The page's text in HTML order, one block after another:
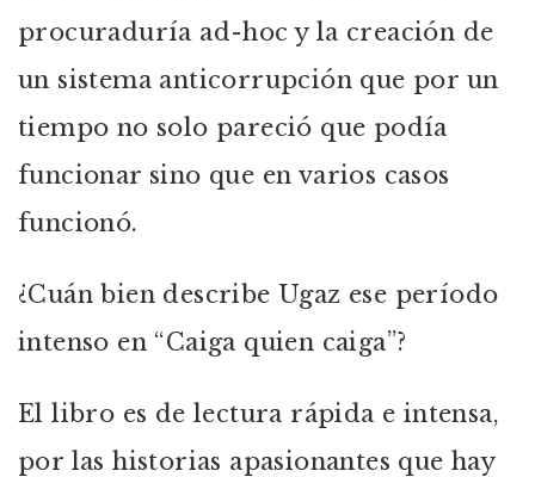
procuraduría ad-hoc y la creación de
un sistema anticorrupción que por un
tiempo no solo pareció que podía
funcionar sino que en varios casos
funcionó.
¿Cuán bien describe Ugaz ese período
intenso en “Caiga quien caiga”?
El libro es de lectura rápida e intensa,
por las historias apasionantes que hay